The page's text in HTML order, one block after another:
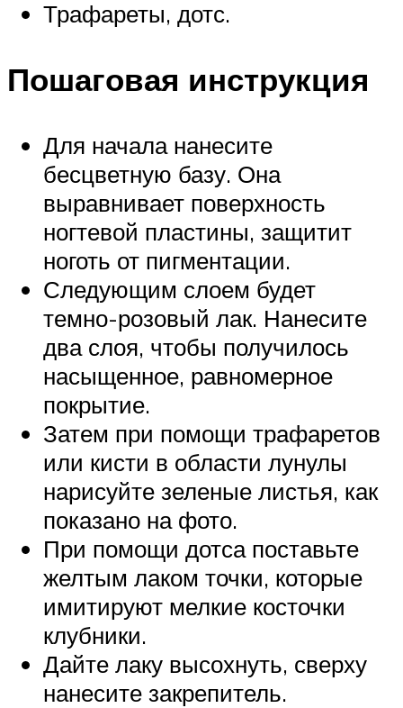
Трафареты, дотс.
Пошаговая инструкция
Для начала нанесите
бесцветную базу. Она
выравнивает поверхность
ногтевой пластины, защитит
ноготь от пигментации.
Следующим слоем будет
темно-розовый лак. Нанесите
два слоя, чтобы получилось
насыщенное, равномерное
покрытие.
Затем при помощи трафаретов
или кисти в области лунулы
нарисуйте зеленые листья, как
показано на фото.
При помощи дотса поставьте
желтым лаком точки, которые
имитируют мелкие косточки
клубники.
Дайте лаку высохнуть, сверху
нанесите закрепитель.